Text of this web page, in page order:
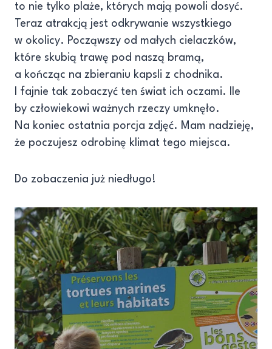
to nie tylko plaże, których mają powoli dosyć.
Teraz atrakcją jest odkrywanie wszystkiego
w okolicy. Począwszy od małych cielaczków,
które skubią trawę pod naszą bramą,
a kończąc na zbieraniu kapsli z chodnika.
I fajnie tak zobaczyć ten świat ich oczami. Ile
by człowiekowi ważnych rzeczy umknęło.
Na koniec ostatnia porcja zdjęć. Mam nadzieję,
że poczujesz odrobinę klimat tego miejsca.
Do zobaczenia już niedługo!